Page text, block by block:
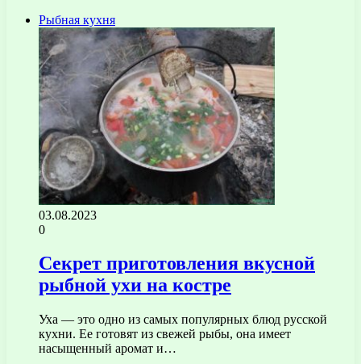
Рыбная кухня
03.08.2023
0
Секрет приготовления вкусной
рыбной ухи на костре
Уха — это одно из самых популярных блюд русской
кухни. Ее готовят из свежей рыбы, она имеет
насыщенный аромат и…